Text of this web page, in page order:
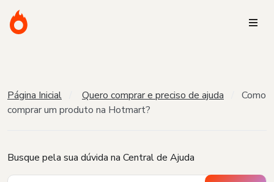
Página Inicial Quero comprar e preciso de ajuda
Como
comprar um produto na Hotmart?
Busque pela sua dúvida na Central de Ajuda